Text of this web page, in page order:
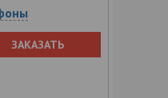
ЗАКАЗАТЬ